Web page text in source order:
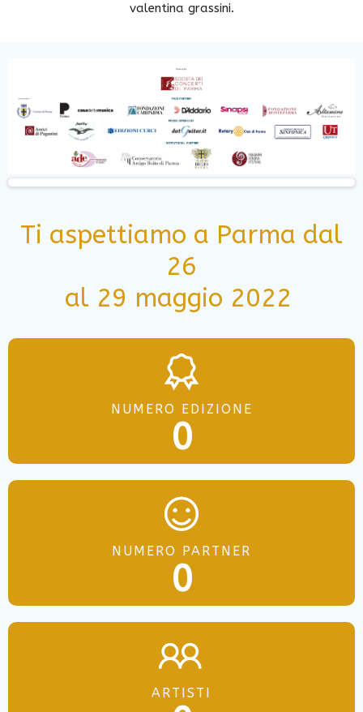
valentina grassini.
Ti aspettiamo a Parma dal
26
al 29 maggio 2022
NUMERO EDIZIONE
0
NUMERO PARTNER
0
ARTISTI